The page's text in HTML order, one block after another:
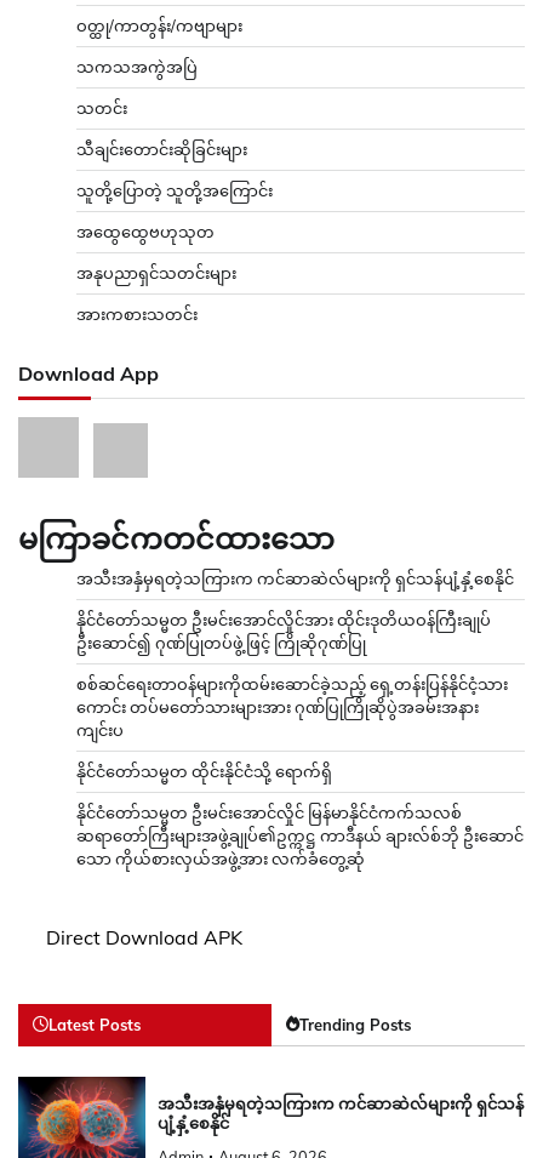
ဝတ္ထု/ကာတွန်း/ကဗျာများ
သကသအကွဲအပြဲ
သတင်း
သီချင်းတောင်းဆိုခြင်းများ
သူတို့ပြောတဲ့ သူတို့အကြောင်း
အထွေထွေဗဟုသုတ
အနုပညာရှင်သတင်းများ
အားကစားသတင်း
Download App
မကြာခင်ကတင်ထားသော
အသီးအနှံမှရတဲ့သကြားက ကင်ဆာဆဲလ်များကို ရှင်သန်ပျံ့နှံ့စေနိုင်
နိုင်ငံတော်သမ္မတ ဦးမင်းအောင်လှိုင်အား ထိုင်းဒုတိယဝန်ကြီးချုပ်
ဦးဆောင်၍ ဂုဏ်ပြုတပ်ဖွဲ့ဖြင့် ကြိုဆိုဂုဏ်ပြု
စစ်ဆင်ရေးတာဝန်များကိုထမ်းဆောင်ခဲ့သည့် ရှေ့တန်းပြန်နိုင်ငံ့သား
ကောင်း တပ်မတော်သားများအား ဂုဏ်ပြုကြိုဆိုပွဲအခမ်းအနား
ကျင်းပ
နိုင်ငံတော်သမ္မတ ထိုင်းနိုင်ငံသို့ ရောက်ရှိ
နိုင်ငံတော်သမ္မတ ဦးမင်းအောင်လှိုင် မြန်မာနိုင်ငံကက်သလစ်
ဆရာတော်ကြီးများအဖွဲ့ချုပ်၏ဥက္ကဋ္ဌ ကာဒီနယ် ချားလ်စ်ဘို ဦးဆောင်
သော ကိုယ်စားလှယ်အဖွဲ့အား လက်ခံတွေ့ဆုံ
Direct Download APK
Latest Posts Trending Posts
အသီးအနှံမှရတဲ့သကြားက ကင်ဆာဆဲလ်များကို ရှင်သန်
ပျံ့နှံ့စေနိုင်